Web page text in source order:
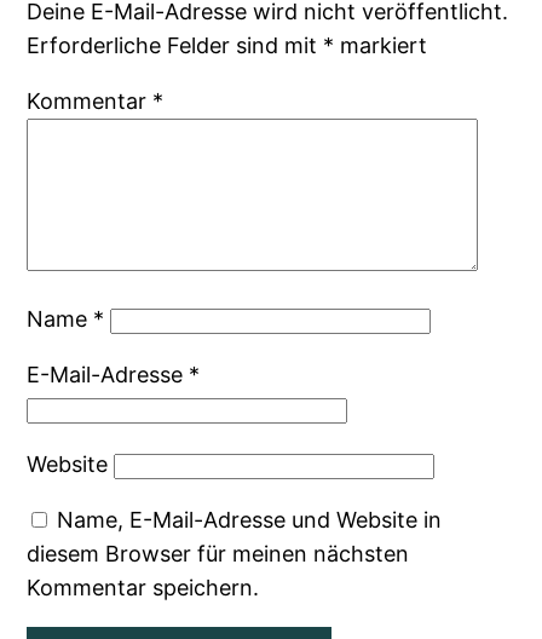
Deine E-Mail-Adresse wird nicht veröffentlicht.
Erforderliche Felder sind mit * markiert
Kommentar *
Name *
E-Mail-Adresse *
Website
Name, E-Mail-Adresse und Website in
diesem Browser für meinen nächsten
Kommentar speichern.